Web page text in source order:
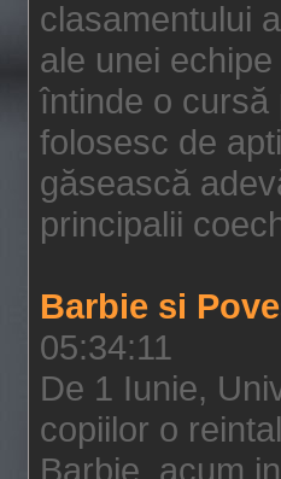
clasamentului
ale unei
întinde o cursă
folosesc de
găsească
principalii
Barbie si
05:34:11
De 1 Iunie,
copiilor o
Barbie, acum